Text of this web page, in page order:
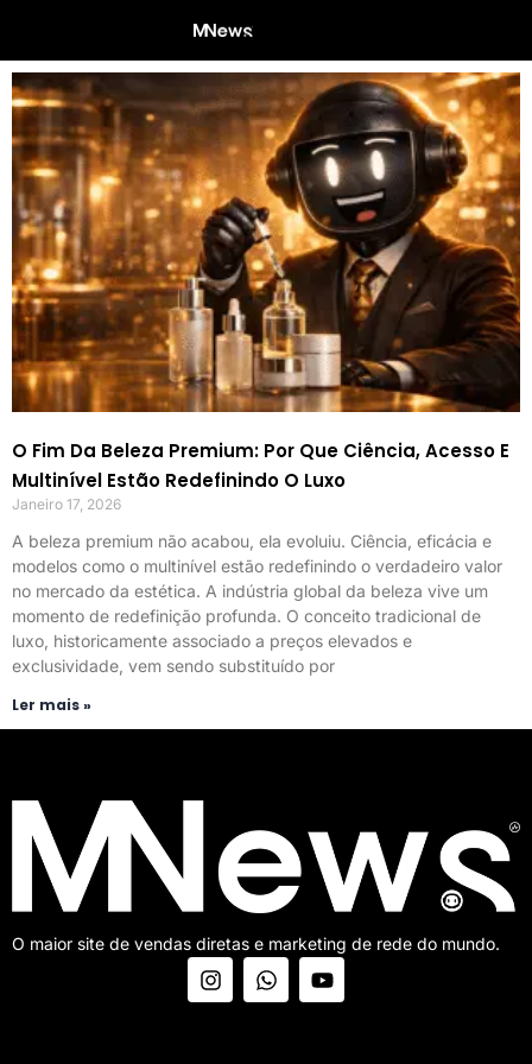
O Fim Da Beleza Premium: Por Que Ciência, Acesso E
Multinível Estão Redefinindo O Luxo
Janeiro 17, 2026
A beleza premium não acabou, ela evoluiu. Ciência, eficácia e
modelos como o multinível estão redefinindo o verdadeiro valor
no mercado da estética. A indústria global da beleza vive um
momento de redefinição profunda. O conceito tradicional de
luxo, historicamente associado a preços elevados e
exclusividade, vem sendo substituído por
Ler mais »
O maior site de vendas diretas e marketing de rede do mundo.